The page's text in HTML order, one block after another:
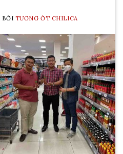
BỞI TƯƠNG ỚT CHILICA